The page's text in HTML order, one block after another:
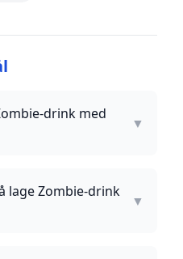
drink med
▼
lage Zombie-drink
▼